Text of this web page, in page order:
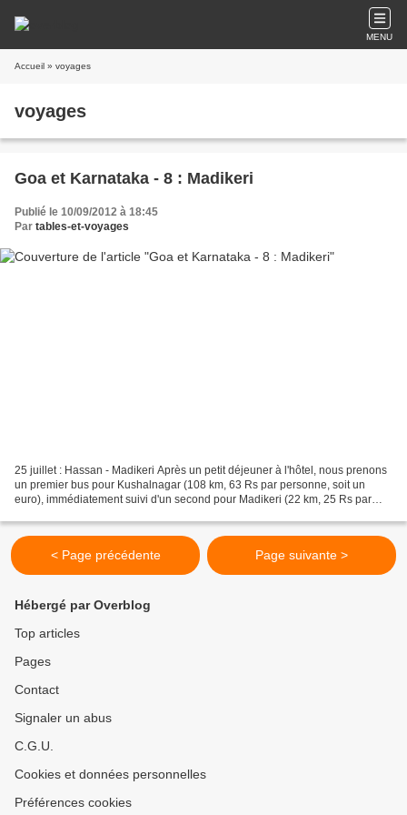
MENU
Accueil » voyages
voyages
Goa et Karnataka - 8 : Madikeri
Publié le 10/09/2012 à 18:45
Par tables-et-voyages
25 juillet : Hassan - Madikeri Après un petit déjeuner à l'hôtel, nous prenons
un premier bus pour Kushalnagar (108 km, 63 Rs par personne, soit un
euro), immédiatement suivi d'un second pour Madikeri (22 km, 25 Rs par
< Page précédente Page suivante >
Hébergé par Overblog
Top articles
Pages
Contact
Signaler un abus
C.G.U.
Cookies et données personnelles
Préférences cookies